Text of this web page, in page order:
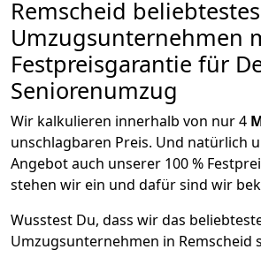
Remscheid beliebtestes
Umzugsunternehmen
Festpreisgarantie für
Seniorenumzug
Wir kalkulieren innerhalb von nur 4
unschlagbaren Preis. Und natürlich
Angebot auch unserer 100 %
stehen wir ein und dafür sind wir
Wusstest Du, dass wir das
Umzugsunternehmen in Remscheid